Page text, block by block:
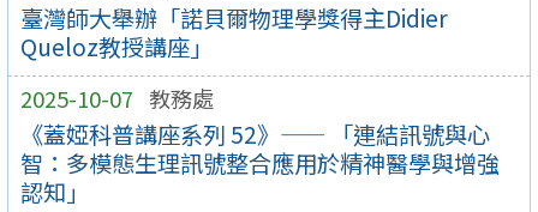
臺灣師大舉辦「諾貝爾物理學獎得主Didier
Queloz教授講座」
2025-10-07 教務處
《蓋婭科普講座系列 52》—— 「連結訊號與心
智：多模態生理訊號整合應用於精神醫學與增強
認知」